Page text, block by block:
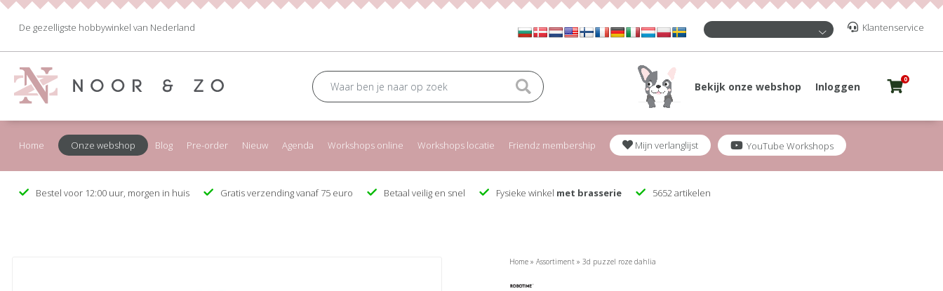
De gezelligste hobbywinkel van Nederland Klantenservice
Bekijk onze webshop Inloggen
0
Home Onze webshop Blog Pre-order Nieuw Agenda Workshops online Workshops locatie Friendz membership Mijn verlanglijst YouTube Workshops
Bestel voor 12:00 uur, morgen in huis Gratis verzending vanaf 75 euro Betaal veilig en snel Fysieke winkel met brasserie 5652 artikelen
Home »Assortiment »3d puzzel roze dahlia